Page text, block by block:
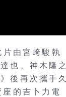
由宮﨑駿執
也、神木隆之
後再次攜手久
的吉卜力電